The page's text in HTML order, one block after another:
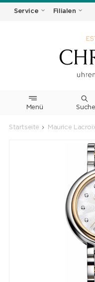
Service Filialen
Menü Suche
Startseite Maurice